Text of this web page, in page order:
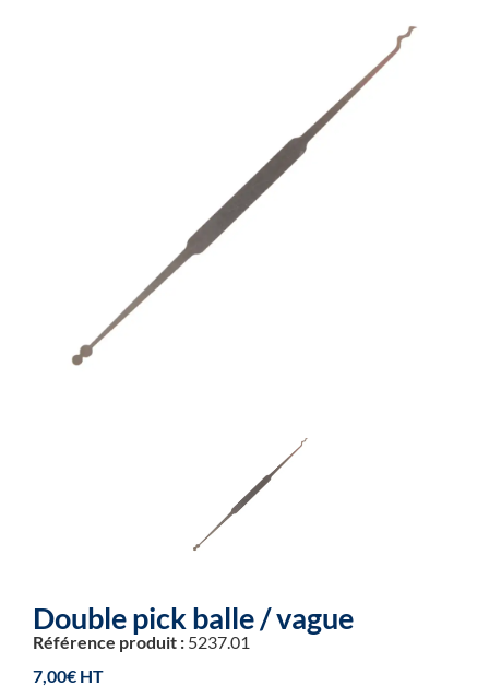
Double pick balle / vague
Référence produit : 5237.01
7,00€